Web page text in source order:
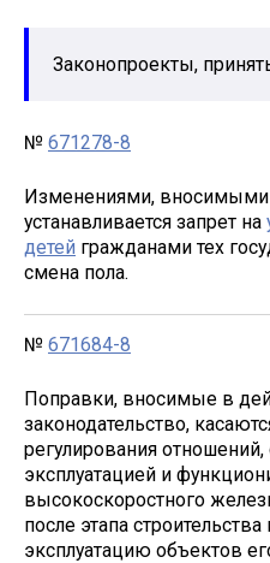
Законопроекты,
№ 671278-8
Изменениями,
устанавливается запрет на
детей гражданами тех
смена пола.
№ 671684-8
Поправки, вносимые в
законодательство,
регулирования
эксплуатацией и
высокоскоростного
после этапа
эксплуатацию объектов